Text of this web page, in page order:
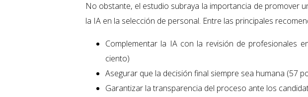
No obstante, el estudio subraya la importancia de promover
la IA en la selección de personal. Entre las principales
Complementar la IA con la revisión de profesionales
ciento)
Asegurar que la decisión final siempre sea humana (57
Garantizar la transparencia del proceso ante los